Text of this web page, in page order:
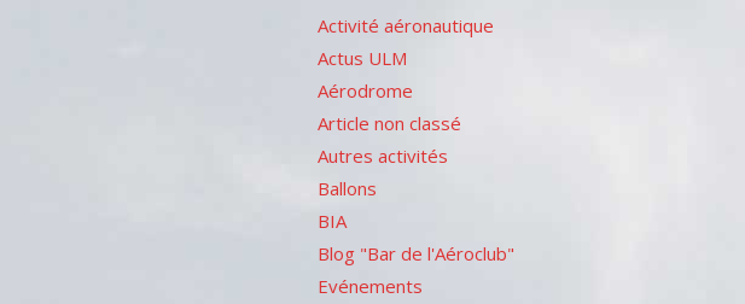
Activité aéronautique
Actus ULM
Aérodrome
Article non classé
Autres activités
Ballons
BIA
Blog "Bar de l'Aéroclub"
Evénements